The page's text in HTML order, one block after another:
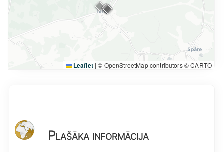
Leaflet | © OpenStreetMap contributors © CARTO
Plašāka informācija